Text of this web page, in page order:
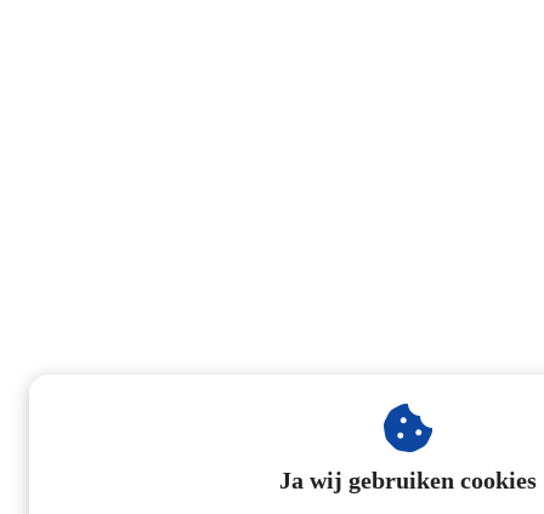
Ja wij gebruiken cookies